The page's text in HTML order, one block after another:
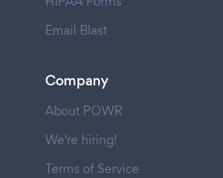
Email Blast
Company
About POWR
We're hiring!
Terms of Service